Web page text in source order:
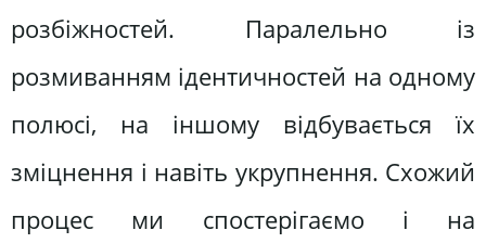
розбіжностей. Паралельно із
розмиванням ідентичностей на одному
полюсі, на іншому відбувається їх
зміцнення і навіть укрупнення. Схожий
процес ми спостерігаємо і на